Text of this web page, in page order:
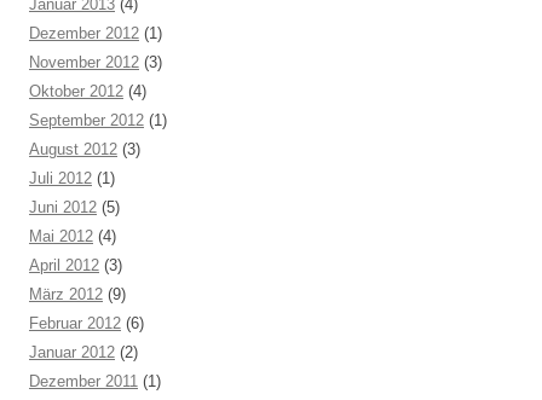
Januar 2013 (4)
Dezember 2012 (1)
November 2012 (3)
Oktober 2012 (4)
September 2012 (1)
August 2012 (3)
Juli 2012 (1)
Juni 2012 (5)
Mai 2012 (4)
April 2012 (3)
März 2012 (9)
Februar 2012 (6)
Januar 2012 (2)
Dezember 2011 (1)